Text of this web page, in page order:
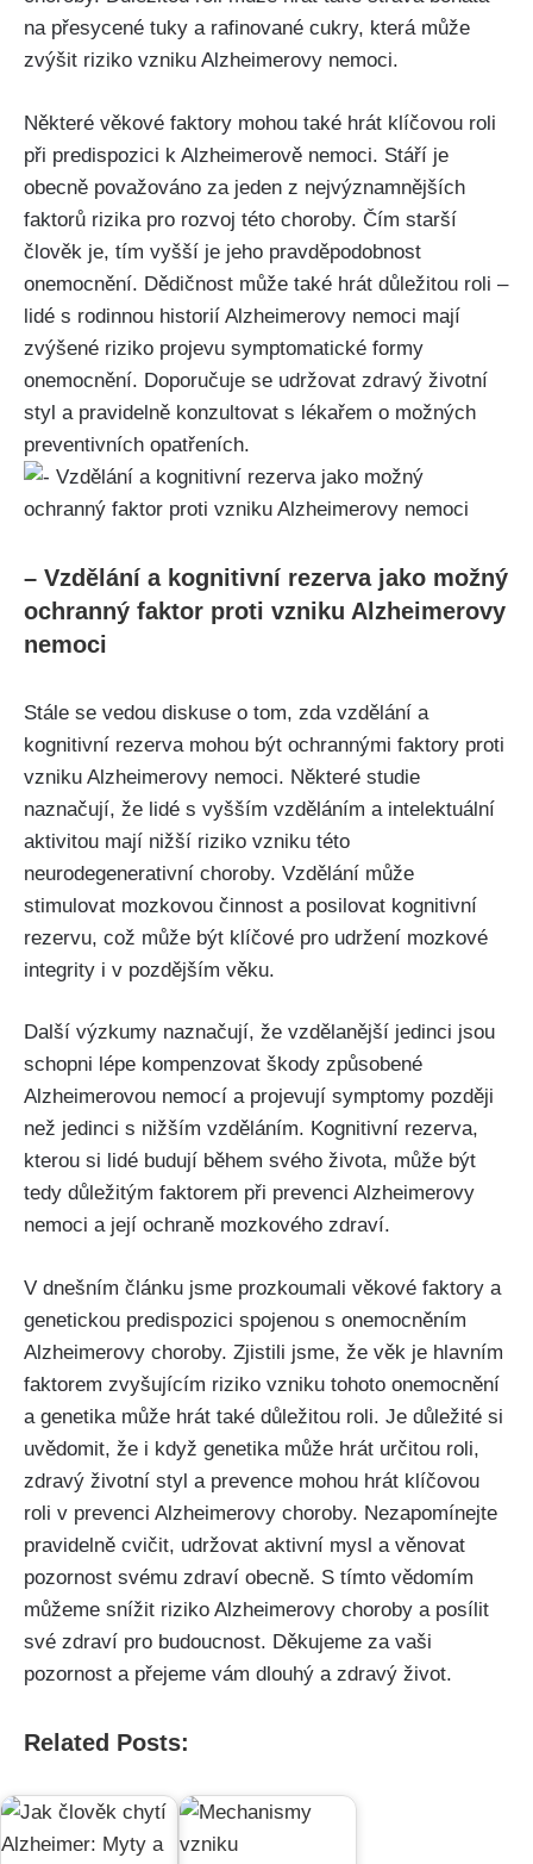
na přesycené tuky a rafinované cukry, která může
zvýšit riziko vzniku Alzheimerovy nemoci.
Některé věkové faktory mohou také hrát klíčovou roli
při predispozici k Alzheimerově nemoci. Stáří je
obecně považováno za jeden z nejvýznamnějších
faktorů rizika pro rozvoj této choroby. Čím starší
člověk je, tím vyšší je jeho pravděpodobnost
onemocnění. Dědičnost může také hrát důležitou roli –
lidé s rodinnou historií Alzheimerovy nemoci mají
zvýšené riziko projevu symptomatické formy
onemocnění. Doporučuje se udržovat zdravý životní
styl a pravidelně konzultovat s lékařem o možných
preventivních opatřeních.
– Vzdělání a kognitivní rezerva jako možný
ochranný faktor proti vzniku Alzheimerovy
nemoci
Stále se vedou diskuse o tom, zda vzdělání a
kognitivní rezerva mohou být ochrannými faktory proti
vzniku Alzheimerovy nemoci. Některé studie
naznačují, že lidé s vyšším vzděláním a intelektuální
aktivitou mají nižší riziko vzniku této
neurodegenerativní choroby. Vzdělání může
stimulovat mozkovou činnost a posilovat kognitivní
rezervu, což může být klíčové pro udržení mozkové
integrity i v pozdějším věku.
Další výzkumy naznačují, že vzdělanější jedinci jsou
schopni lépe kompenzovat škody způsobené
Alzheimerovou nemocí a projevují symptomy později
než jedinci s nižším vzděláním. Kognitivní rezerva,
kterou si lidé budují během svého života, může být
tedy důležitým faktorem při prevenci Alzheimerovy
nemoci a její ochraně mozkového zdraví.
V dnešním článku jsme prozkoumali věkové faktory a
genetickou predispozici spojenou s onemocněním
Alzheimerovy choroby. Zjistili jsme, že věk je hlavním
faktorem zvyšujícím riziko vzniku tohoto onemocnění
a genetika může hrát také důležitou roli. Je důležité si
uvědomit, že i když genetika může hrát určitou roli,
zdravý životní styl a prevence mohou hrát klíčovou
roli v prevenci Alzheimerovy choroby. Nezapomínejte
pravidelně cvičit, udržovat aktivní mysl a věnovat
pozornost svému zdraví obecně. S tímto vědomím
můžeme snížit riziko Alzheimerovy choroby a posílit
své zdraví pro budoucnost. Děkujeme za vaši
pozornost a přejeme vám dlouhý a zdravý život.
Related Posts: